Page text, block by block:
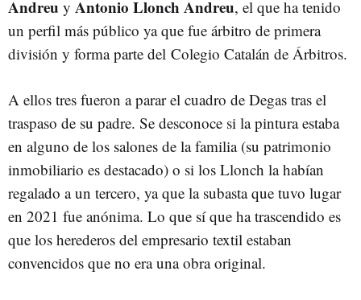
Andreu y Antonio Llonch Andreu, el que ha tenido
un perfil más público ya que fue árbitro de primera
división y forma parte del Colegio Catalán de Árbitros.
A ellos tres fueron a parar el cuadro de Degas tras el
traspaso de su padre. Se desconoce si la pintura estaba
en alguno de los salones de la familia (su patrimonio
inmobiliario es destacado) o si los Llonch la habían
regalado a un tercero, ya que la subasta que tuvo lugar
en 2021 fue anónima. Lo que sí que ha trascendido es
que los herederos del empresario textil estaban
convencidos que no era una obra original.